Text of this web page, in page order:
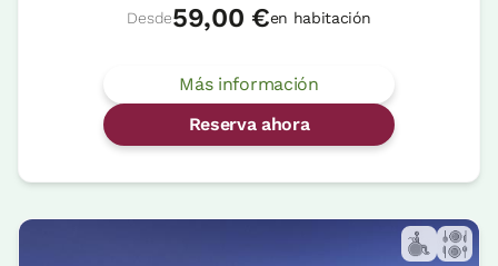
Desde59,00 €en habitación
Más información
Reserva ahora